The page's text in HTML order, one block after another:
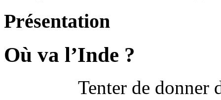
Présentation
Où va l’Inde ?
Tenter de donner